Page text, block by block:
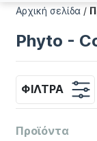
Αρχική σελίδα /
Phyto -
ΦΊΛΤΡΑ
Προϊόντα